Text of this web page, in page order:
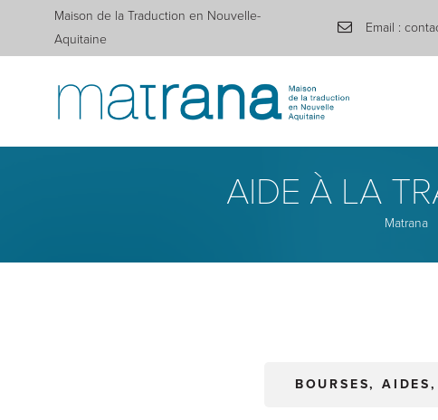
Maison de la Traduction en Nouvelle-
Aquitaine
Email :
AIDE À LA
Matrana
BOURSES,